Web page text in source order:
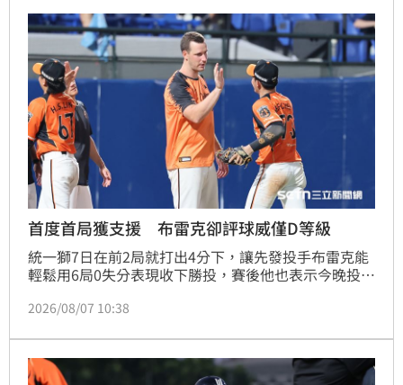
首度首局獲支援 布雷克卻評球威僅D等級
統一獅7日在前2局就打出4分下，讓先發投手布雷克能
輕鬆用6局0失分表現收下勝投，賽後他也表示今晚投球
一役，球威更是只有C、D等級。」
2026/08/07 10:38